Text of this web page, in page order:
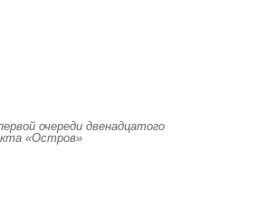
очереди двенадцатого
«Остров»